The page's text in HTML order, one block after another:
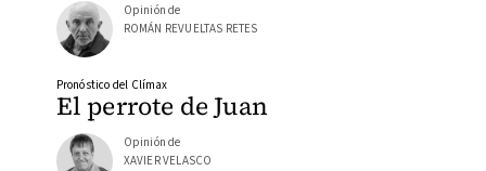
Opinión de
ROMÁN REVUELTAS RETES
El perrote de Juan
Pronóstico del Clímax
Opinión de
XAVIER VELASCO